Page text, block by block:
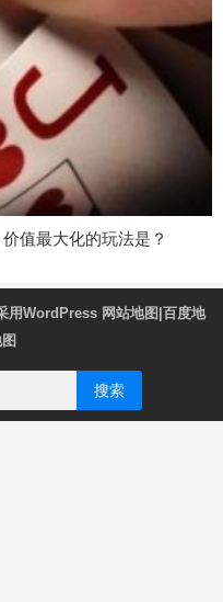
值最大化的玩法是？
用WordPress 网站地图 百度地
搜索